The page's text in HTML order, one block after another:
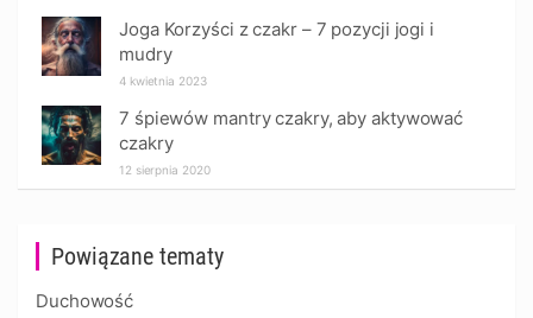
Powiązane tematy
Duchowość
Joga Korzyści z czakr – 7 pozycji jogi i
mudry
4 kwietnia 2023
7 śpiewów mantry czakry, aby aktywować
czakry
12 sierpnia 2020